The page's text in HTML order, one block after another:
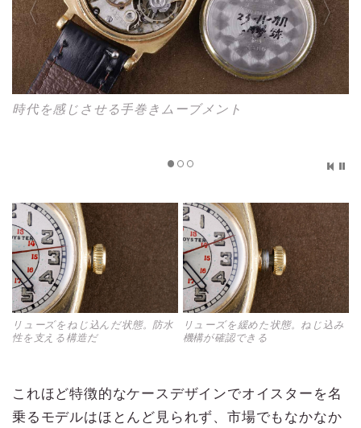
時代を感じさせる手巻きムーブメント
リューズをねじ込んだ状態。防水
性を支える構造だ
リューズを緩めた状態。ねじ込み
機構が確認できる
これほど特徴的なケースデザインでオイスターを名
乗るモデルはほとんど見られず、市場でもなかなか